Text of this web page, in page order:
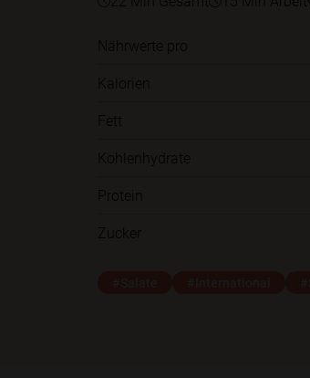
Nährwerte pro
Kalorien
Fett
Kohlenhydrate
Protein
Zucker